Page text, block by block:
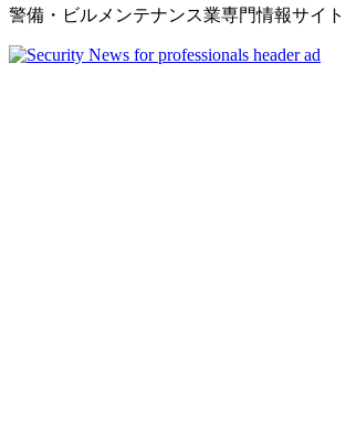
警備・ビルメンテナンス業専門情報サイト